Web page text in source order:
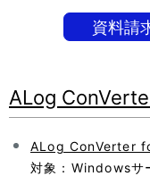
置
を
ナ
資料請
ALog
ALog ConVerter
対象：Windowsサ